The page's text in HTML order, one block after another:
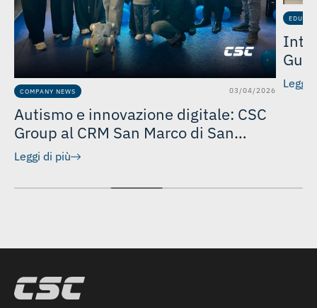
COMPANY NEWS 03/04/2026
Autismo e innovazione digitale: CSC
Group al CRM San Marco di San
Marco dei Cavoti
Leggi di più
Leggi